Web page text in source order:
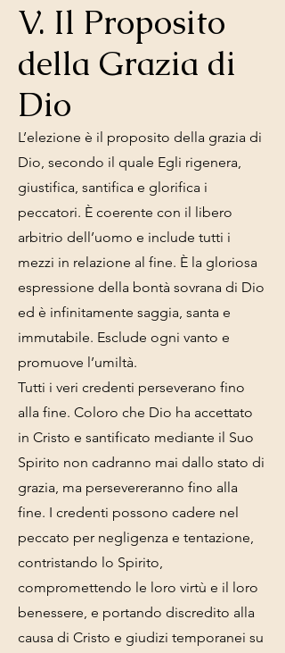
V. Il Proposito
della Grazia di
Dio
L’elezione è il proposito della grazia di
Dio, secondo il quale Egli rigenera,
giustifica, santifica e glorifica i
peccatori. È coerente con il libero
arbitrio dell’uomo e include tutti i
mezzi in relazione al fine. È la gloriosa
espressione della bontà sovrana di Dio
ed è infinitamente saggia, santa e
immutabile. Esclude ogni vanto e
promuove l’umiltà.
Tutti i veri credenti perseverano fino
alla fine. Coloro che Dio ha accettato
in Cristo e santificato mediante il Suo
Spirito non cadranno mai dallo stato di
grazia, ma persevereranno fino alla
fine. I credenti possono cadere nel
peccato per negligenza e tentazione,
contristando lo Spirito,
compromettendo le loro virtù e il loro
benessere, e portando discredito alla
causa di Cristo e giudizi temporanei su